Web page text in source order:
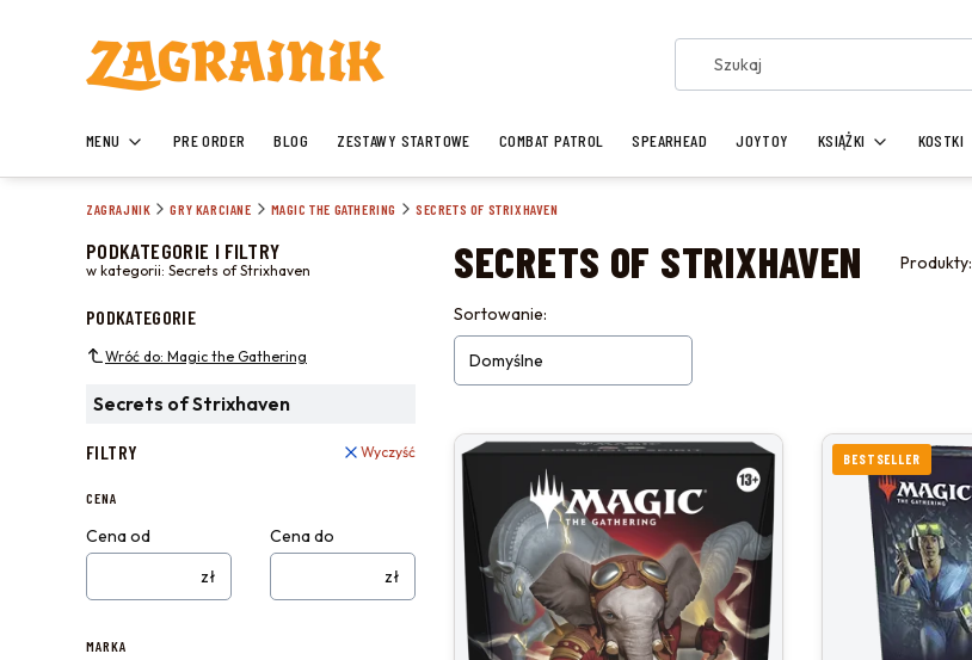
MENU PRE ORDER BLOG ZESTAWY STARTOWE COMBAT PATROL SPEARHEAD JOYTOY KSIĄŻKI KOSTKI
ZAGRAJNIK GRY KARCIANE MAGIC THE GATHERING SECRETS OF STRIXHAVEN
PODKATEGORIE I FILTRY
w kategorii: Secrets of Strixhaven
PODKATEGORIE
Wróć do: Magic the Gathering
Secrets of Strixhaven
FILTRY Wyczyść
CENA
Cena od
zł
Cena do
zł
MARKA
SECRETS OF STRIXHAVEN Produkty:
LISTA PRODUKTÓW
Sortowanie:
Domyślne
BESTSELLER